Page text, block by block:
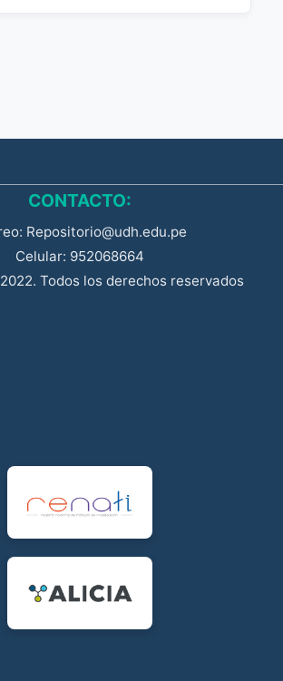
CONTACTO:
Repositorio@udh.edu.pe
Celular: 952068664
Todos los derechos reservados